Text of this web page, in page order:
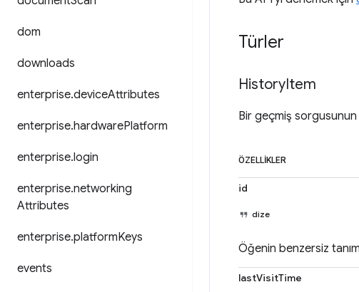
dom
downloads
enterprise.deviceAttributes
enterprise.hardwarePlatform
enterprise.login
enterprise.networking
Attributes
enterprise.platformKeys
events
Türler
HistoryItem
Bir geçmiş
ÖZELLIKLER
id
dize
Öğenin benzersiz
lastVisitTime